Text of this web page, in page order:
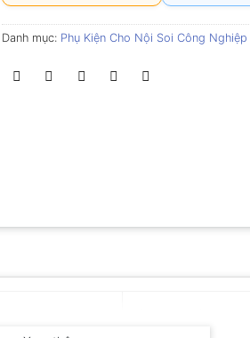
Danh mục: Phụ Kiện Cho Nội Soi Công Nghiệp